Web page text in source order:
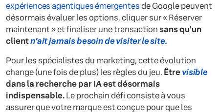
expériences agentiques émergentesde Google peuvent
désormais évaluer les options, cliquer sur « Réserver
maintenant » et finaliser une transactionsans qu'un
clientn'ait jamais besoin de visiter le site.
Pour les spécialistes du marketing, cette évolution
change (une fois de plus) les règles du jeu. Êtrevisible
dans la recherche par IA est désormais
indispensable.Le prochain défi consiste à vous
assurer que votre marque est conçue pour que les